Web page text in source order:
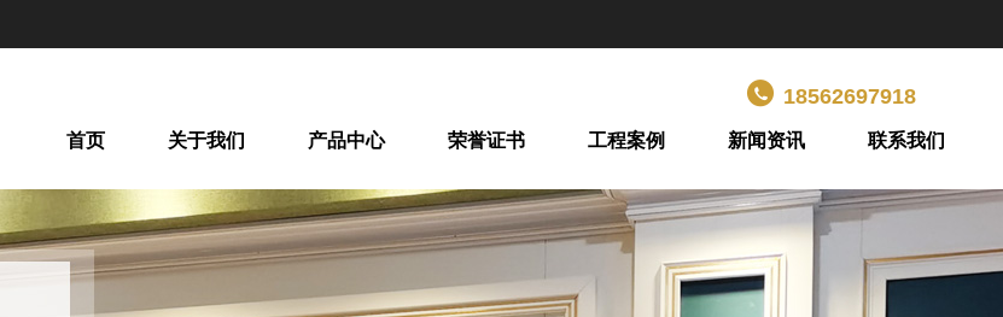
18562697918
首页 关于我们 产品中心 荣誉证书 工程案例 新闻资讯 联系我们